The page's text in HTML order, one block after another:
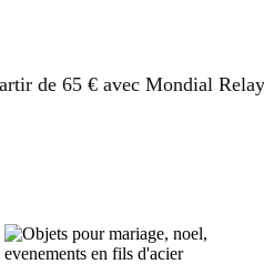
de 65 € avec Mondial